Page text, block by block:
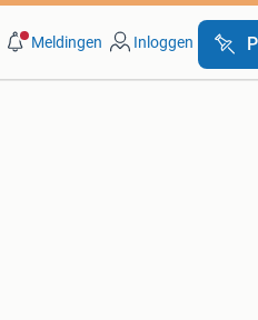
Meldingen Inloggen